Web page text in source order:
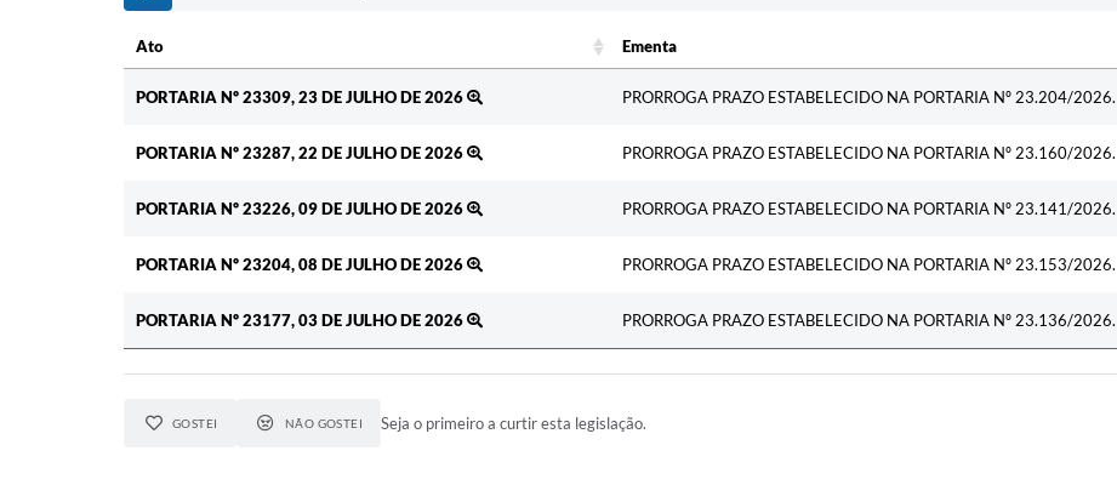
Ato Ementa
PORTARIA Nº 23309, 23 DE JULHO DE 2026
PRORROGA PRAZO ESTABELECIDO NA PORTARIA Nº 23.204/2026.
PORTARIA Nº 23287, 22 DE JULHO DE 2026 PRORROGA PRAZO ESTABELECIDO NA PORTARIA Nº 23.160/2026.
PORTARIA Nº 23226, 09 DE JULHO DE 2026 PRORROGA PRAZO ESTABELECIDO NA PORTARIA Nº 23.141/2026.
PORTARIA Nº 23204, 08 DE JULHO DE 2026 PRORROGA PRAZO ESTABELECIDO NA PORTARIA Nº 23.153/2026.
PORTARIA Nº 23177, 03 DE JULHO DE 2026 PRORROGA PRAZO ESTABELECIDO NA PORTARIA Nº 23.136/2026.
GOSTEI NÃO GOSTEI Seja o primeiro a curtir esta legislação.